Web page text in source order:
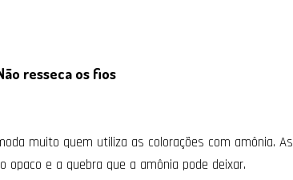
resseca os fios
muito quem utiliza as colorações com amônia. As
e a quebra que a amônia pode deixar.